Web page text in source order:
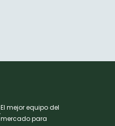
El mejor equipo del
mercado para